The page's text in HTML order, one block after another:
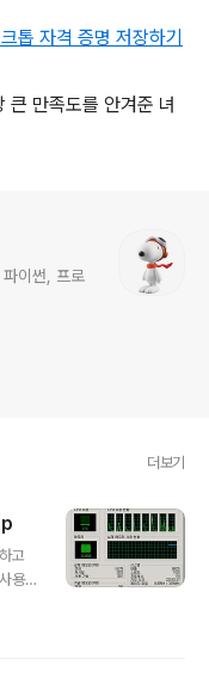
자격 증명 저장하기
큰 만족도를 안겨준 녀
이썬, 프로
더보기
고
용
겠